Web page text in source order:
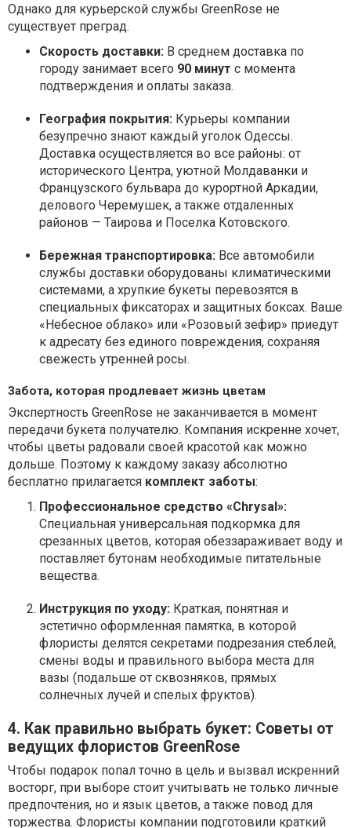
Однако для курьерской службы GreenRose не
существует преград.
Скорость доставки: В среднем доставка по
городу занимает всего 90 минут с момента
подтверждения и оплаты заказа.
География покрытия: Курьеры компании
безупречно знают каждый уголок Одессы.
Доставка осуществляется во все районы: от
исторического Центра, уютной Молдаванки и
Французского бульвара до курортной Аркадии,
делового Черемушек, а также отдаленных
районов — Таирова и Поселка Котовского.
Бережная транспортировка: Все автомобили
службы доставки оборудованы климатическими
системами, а хрупкие букеты перевозятся в
специальных фиксаторах и защитных боксах. Ваше
«Небесное облако» или «Розовый зефир» приедут
к адресату без единого повреждения, сохраняя
свежесть утренней росы.
Забота, которая продлевает жизнь цветам
Экспертность GreenRose не заканчивается в момент
передачи букета получателю. Компания искренне хочет,
чтобы цветы радовали своей красотой как можно
дольше. Поэтому к каждому заказу абсолютно
бесплатно прилагается комплект заботы:
Профессиональное средство «Chrysal»:
Специальная универсальная подкормка для
срезанных цветов, которая обеззараживает воду и
поставляет бутонам необходимые питательные
вещества.
Инструкция по уходу: Краткая, понятная и
эстетично оформленная памятка, в которой
флористы делятся секретами подрезания стеблей,
смены воды и правильного выбора места для
вазы (подальше от сквозняков, прямых
солнечных лучей и спелых фруктов).
4. Как правильно выбрать букет: Советы от
ведущих флористов GreenRose
Чтобы подарок попал точно в цель и вызвал искренний
восторг, при выборе стоит учитывать не только личные
предпочтения, но и язык цветов, а также повод для
торжества. Флористы компании подготовили краткий